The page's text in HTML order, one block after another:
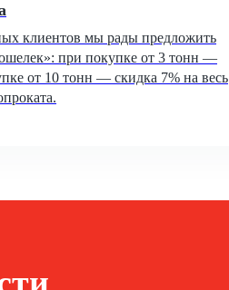
клиентов мы рады предложить
при покупке от 3 тонн —
от 10 тонн — скидка 7% на весь